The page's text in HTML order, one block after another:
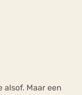
alsof. Maar een